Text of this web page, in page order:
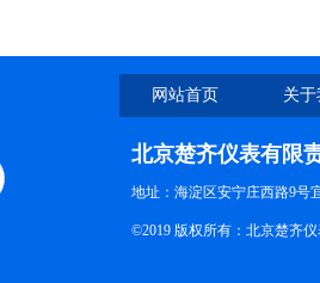
网站首页 关
北京楚齐仪表有限
地址：海淀区安宁庄西路9号
©2019 版权所有：北京楚齐